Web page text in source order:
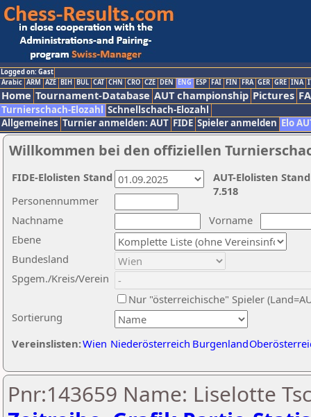
Logged on: Gast
Arabic ARM AZE BIH BUL CAT CHN CRO CZE DEN ENG ESP FAI FIN FRA GER GRE INA
Home Tournament-Database AUT championship Pictures
Turnierschach-Elozahl Schnellschach-Elozahl
Allgemeines Turnier anmelden: AUT FIDE Spieler anmelden Elo
Willkommen bei den offiziellen
Nachname
Vorname
Ebene
Sortierung
Personennummer
Bundesland
Spgem./Kreis/Verein
Nur "österreichische" Spieler
Vereinslisten:Wien Niederösterreich Burgenland
AUT-Elolisten
7.518
FIDE-Elolisten Stand
Pnr:143659 Name: Liselotte